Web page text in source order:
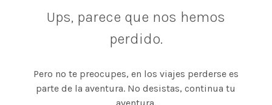
Ups, parece que nos hemos
perdido.
Pero no te preocupes, en los viajes perderse es
parte de la aventura. No desistas, continua tu